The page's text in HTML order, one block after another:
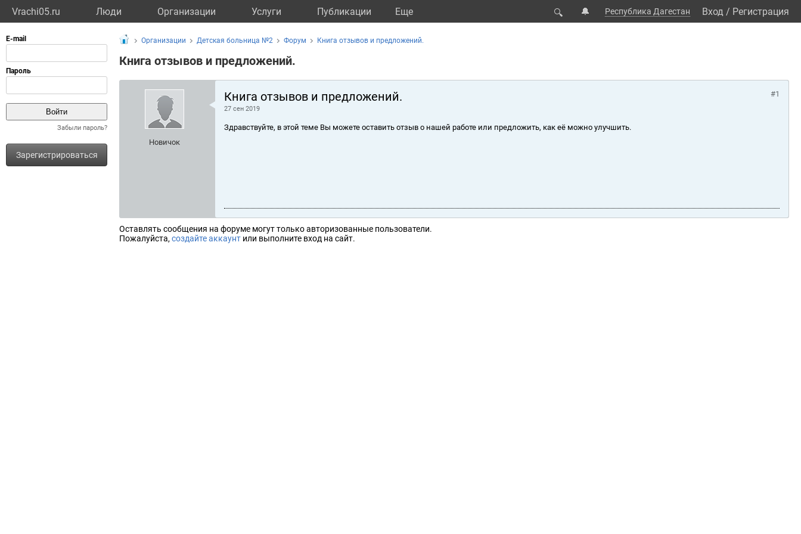
Vrachi05.ru Люди Организации Услуги Публикации Eще 🔍 🔔 Республика Дагестан Вход / Регистрация
Забыли пароль?
Зарегистрироваться
Организации Детская больница №2 Форум Книга отзывов и предложений.
Книга отзывов и предложений.
Новичок
Книга отзывов и предложений.
27 сен 2019
#1
Здравствуйте, в этой теме Вы можете оставить отзыв о нашей работе или предложить, как её можно улучшить.
Оставлять сообщения на форуме могут только авторизованные пользователи.
Пожалуйста, создайте аккаунт или выполните вход на сайт.